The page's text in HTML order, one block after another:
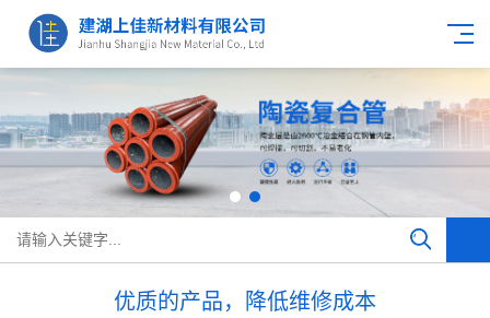
优质的产品，降低维修成本